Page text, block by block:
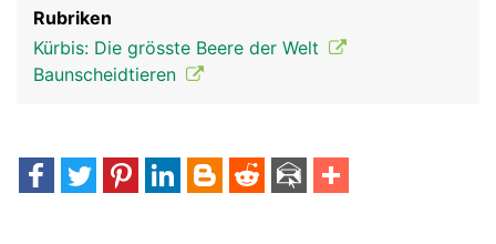
Rubriken
Kürbis: Die grösste Beere der Welt
Baunscheidtieren